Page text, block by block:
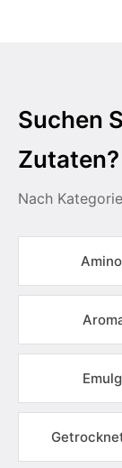
Suchen
Zutaten?
Nach